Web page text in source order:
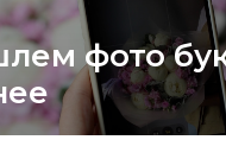
фото